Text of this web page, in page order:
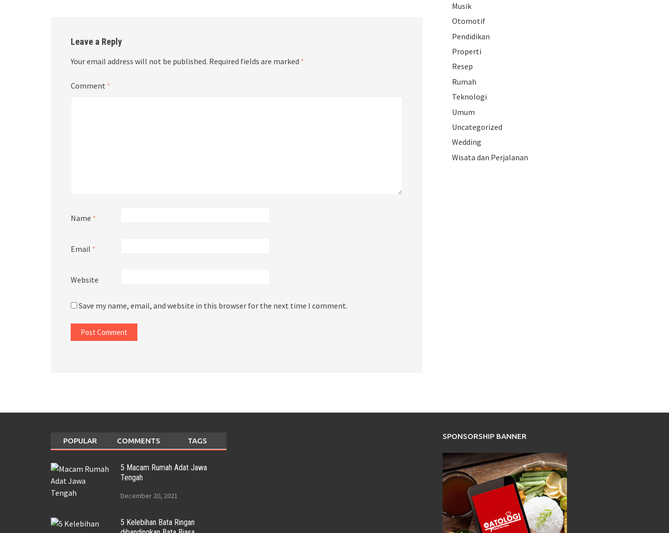
Leave a Reply
Your email address will not be published. Required fields are marked *
Comment *
Name *
Email *
Website
Save my name, email, and website in this browser for the next time I comment.
Musik
Otomotif
Pendidikan
Properti
Resep
Rumah
Teknologi
Umum
Uncategorized
Wedding
Wisata dan Perjalanan
POPULAR COMMENTS TAGS
5 Macam Rumah Adat Jawa
Tengah
December 20, 2021
5 Kelebihan Bata Ringan
SPONSORSHIP BANNER